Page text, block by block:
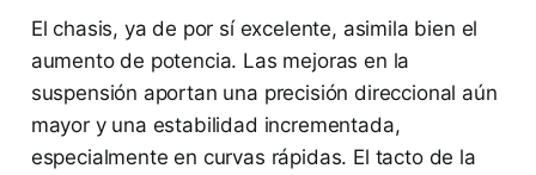
El chasis, ya de por sí excelente, asimila bien el
aumento de potencia. Las mejoras en la
suspensión aportan una precisión direccional aún
mayor y una estabilidad incrementada,
especialmente en curvas rápidas. El tacto de la